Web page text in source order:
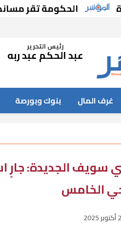
الحكومة تقر مسانده
رئيس التحرير
عبد الحكم عبد ربه
غرف المال بنوك وبورصة
سويف الجديدة: جارٍ
الخامس